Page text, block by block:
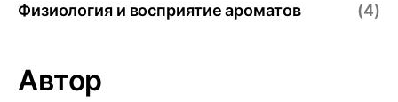
Физиология и восприятие ароматов (4)
Автор